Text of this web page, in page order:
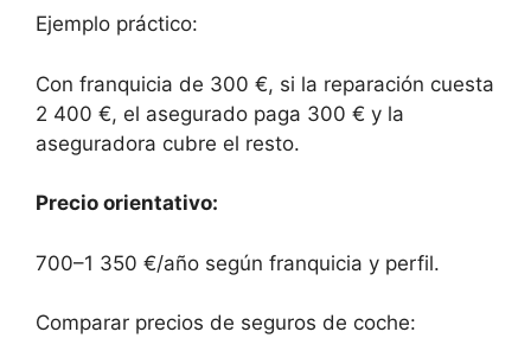
Ejemplo práctico:
Con franquicia de 300 €, si la reparación cuesta
2 400 €, el asegurado paga 300 € y la
aseguradora cubre el resto.
Precio orientativo:
700–1 350 €/año según franquicia y perfil.
Comparar precios de seguros de coche: